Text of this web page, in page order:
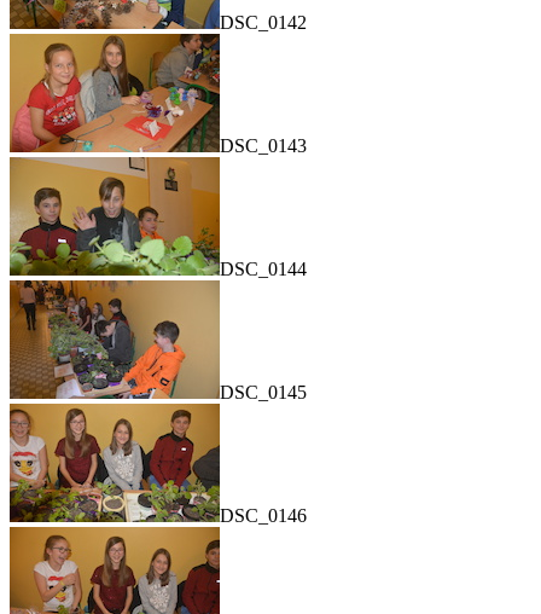
DSC_0142
DSC_0143
DSC_0144
DSC_0145
DSC_0146